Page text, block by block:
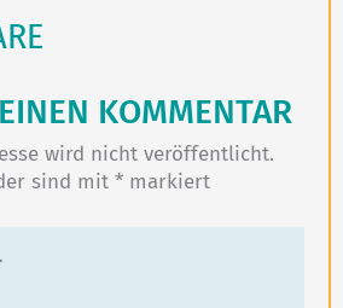
KOMMENTAR
wird nicht veröffentlicht.
sind mit * markiert